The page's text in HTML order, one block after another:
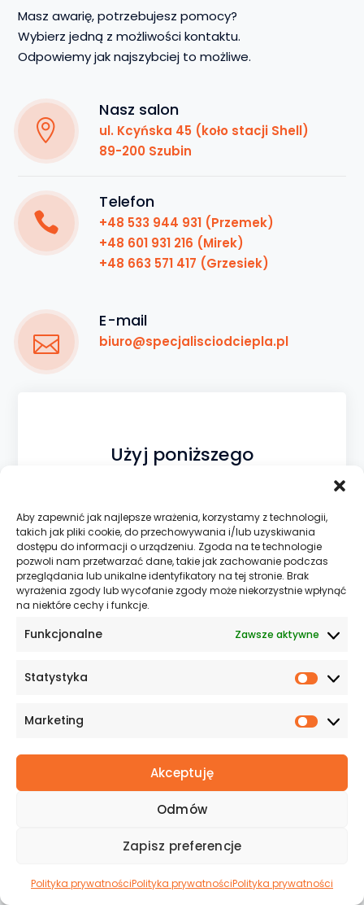
Aby zapewnić jak najlepsze wrażenia, korzystamy z technologii,
takich jak pliki cookie, do przechowywania i/lub uzyskiwania
dostępu do informacji o urządzeniu. Zgoda na te technologie
pozwoli nam przetwarzać dane, takie jak zachowanie podczas
przeglądania lub unikalne identyfikatory na tej stronie. Brak
wyrażenia zgody lub wycofanie zgody może niekorzystnie wpłynąć
na niektóre cechy i funkcje.
Funkcjonalne Zawsze aktywne
Statystyka
Marketing
Akceptuję
Odmów
Zapisz preferencje
Polityka prywatnościPolityka prywatnościPolityka prywatności
Masz awarię, potrzebujesz pomocy?
Wybierz jedną z możliwości kontaktu.
Odpowiemy jak najszybciej to możliwe.
Nasz salon
ul. Kcyńska 45 (koło stacji Shell)
89-200 Szubin
Telefon
+48 533 944 931 (Przemek)
+48 601 931 216 (Mirek)
+48 663 571 417 (Grzesiek)
E-mail
biuro@specjalisciodciepla.pl
Użyj poniższego
Sprecyzuj swoje zapytanie.
Wrócimy do Ciebie w ciągu kilku godzin.
Używając formularza akceptujesz naszą
politykę prywatności.